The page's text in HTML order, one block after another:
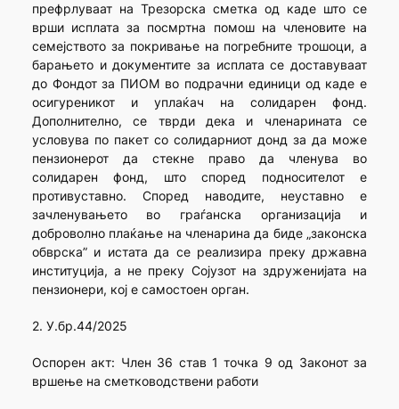
префрлуваат на Трезорска сметка од каде што се
врши исплата за посмртна помош на членовите на
семејството за покривање на погребните трошоци, а
барањето и документите за исплата се доставуваат
до Фондот за ПИОМ во подрачни единици од каде е
осигуреникот и уплаќач на солидарен фонд.
Дополнително, се тврди дека и членарината се
условува по пакет со солидарниот донд за да може
пензионерот да стекне право да членува во
солидарен фонд, што според подносителот е
противуставно. Според наводите, неуставно е
зачленувањето во граѓанска организација и
доброволно плаќање на членарина да биде „законска
обврска” и истата да се реализира преку државна
институција, а не преку Сојузот на здруженијата на
пензионери, кој е самостоен орган.
2. У.бр.44/2025
Оспорен акт: Член 36 став 1 точка 9 од Законот за
вршење на сметководствени работи